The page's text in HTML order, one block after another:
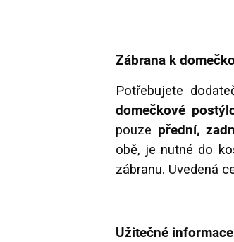
Zábrana k
Potřebujete
domečkové
pouze přední,
obě, je nutné do
zábranu. Uvedená
Užitečné